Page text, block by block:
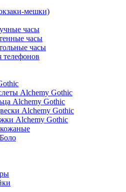
мешки)
часы
часы
часы
телефонов
Alchemy Gothic
Alchemy Gothic
Alchemy Gothic
Alchemy Gothic